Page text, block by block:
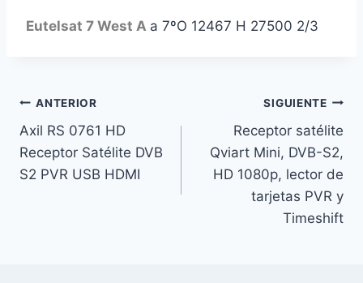
Eutelsat 7 West A a 7ºO 12467 H 27500 2/3
Navegación
de
entradas
ANTERIOR
Axil RS 0761 HD
Receptor Satélite DVB
S2 PVR USB HDMI
SIGUIENTE
Receptor satélite
Qviart Mini, DVB-S2,
HD 1080p, lector de
tarjetas PVR y
Timeshift